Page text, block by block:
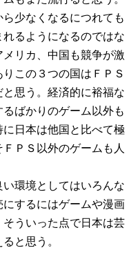
少なくなるにつれても
るようになるのではな
リカ、中国も競争が激
この３つの国はＦＰＳ
思う。経済的に裕福な
ばかりのゲーム以外も
日本は他国と比べて極
ＰＳ以外のゲームも人
環境としてはいろんな
するにはゲームや漫画
ういった点で日本は芸
と思う。